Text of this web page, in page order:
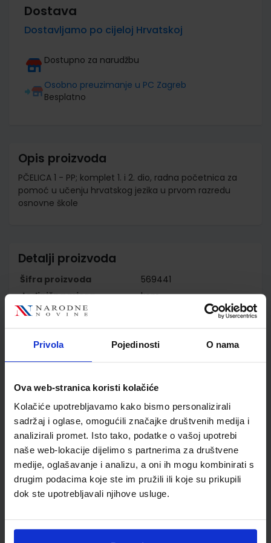
Privola Pojedinosti O nama
Ova web-stranica koristi kolačiće
Kolačiće upotrebljavamo kako bismo personalizirali
sadržaj i oglase, omogućili značajke društvenih medija i
analizirali promet. Isto tako, podatke o vašoj upotrebi
naše web-lokacije dijelimo s partnerima za društvene
medije, oglašavanje i analizu, a oni ih mogu kombinirati s
drugim podacima koje ste im pružili ili koje su prikupili
dok ste upotrebljavali njihove usluge.
Dostava
Dostavljamo po cijeloj Hrvatskoj
Dostupno za narudžbu
Osobno preuzimanje u PC Zagreb
Besplatno
Opis proizvoda
PČELICA 1 - PP; komplet 1. i 2. dio, radna početnica za
pomoć u učenju hrvatskog jezika u prvom razredu
osnovne škole
Detalji proizvoda
Šifra proizvoda
569441
Jedinična mjera
kom
Nakladnik
ŠKOLSKA KNJIGA d.d.
Autor
Sonja Ivić Marija Krmpotić
Jelena Utješinović Ela
Vrsta školske knjige
UDŽBENIK
Vrsta škole
1 OSNOVNA
Nastavni predmet
HRVATSKI JEZIK PP
Reg br min
7673